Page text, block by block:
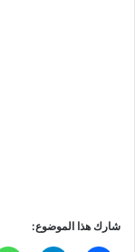
شارك هذا الموضوع: